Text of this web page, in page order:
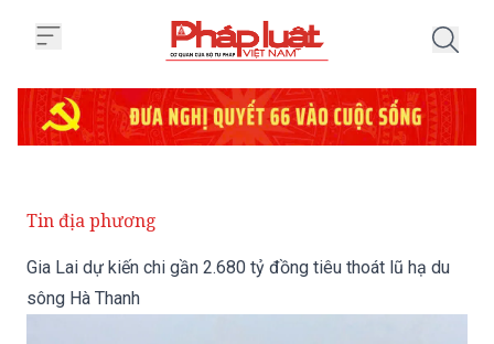
Gia Lai dự kiến chi gần 2.680 tỷ đồng tiêu thoát lũ hạ du